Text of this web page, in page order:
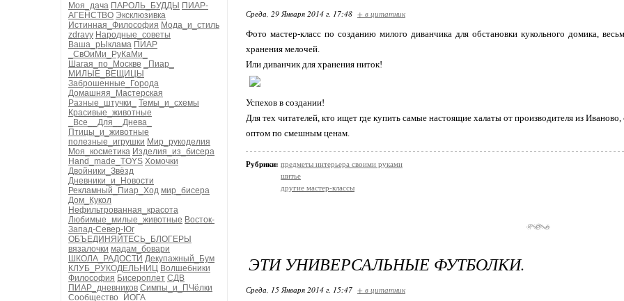
Моя_дача ПАРОЛЬ_БУДДЫ ПИАР-
АГЕНСТВО Эксклюзивка
Истинная_Философия Мода_и_стиль
zdravy Народные_советы
Ваша_рЫклама ПИАР
_СвОиМи_РуКаМи_
Шагая_по_Москве
_Пиар_
МИЛЫЕ_ВЕЩИЦЫ
Заброшенные_Города
Домашняя_Мастерская
Разные_штучки_
Темы_и_схемы
Красивые_животные
_Все__Для__Днева_
Птицы_и_животные
полезные_игрушки Мир_рукоделия
Моя_косметика Изделия_из_бисера
Hand_made_TOYS Хомочки
Двойники_Звёзд
Дневники_и_Новости
Рекламный_Пиар_Ход мир_бисера
Дом_Кукол
Нефильтрованная_красота
Любимые_милые_животные Восток-
Запад-Север-Юг
ОБЪЕДИНЯЙТЕСЬ_БЛОГЕРЫ
вязалочки мадам_бовари
ШКОЛА_РАДОСТИ Декупажный_Бум
КЛУБ_РУКОДЕЛЬНИЦ Волшебники
Философия Бисероплет СДВ
ПИАР_дневников Симпы_и_ПЧёлки
Сообщество_ЙОГА
Среда, 29 Января 2014 г. 17:48 + в цитатник
Фото мастер-класс по созданию милого диванчика для обстановки кукольного домика,
хранения мелочей.
Или диванчик для хранения ниток!
Успехов в создании!
Для тех читателей, кто ищет где купить самые настоящие халаты от производителя из Иваново,
оптом по смешным ценам.
Рубрики: предметы интерьера своими руками
шитье
другие мастер-классы
ЭТИ УНИВЕРСАЛЬНЫЕ ФУТБОЛКИ.
Среда, 15 Января 2014 г. 15:47 + в цитатник